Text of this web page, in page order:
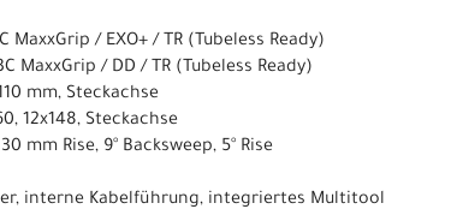
MaxxGrip / EXO+ / TR (Tubeless Ready)
MaxxGrip / DD / TR (Tubeless Ready)
mm, Steckachse
12x148, Steckachse
mm Rise, 9° Backsweep, 5° Rise
interne Kabelführung, integriertes Multitool